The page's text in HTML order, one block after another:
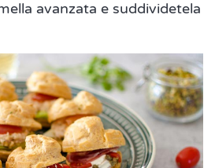
avanzata e suddividetela